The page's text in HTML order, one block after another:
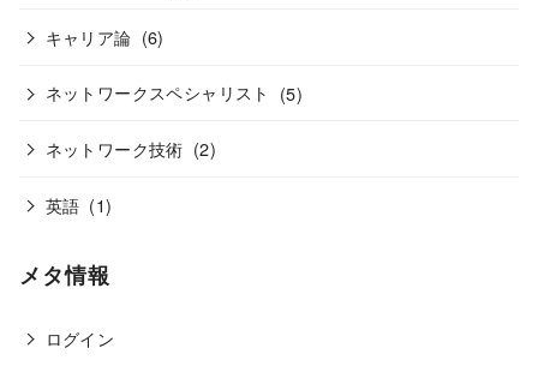
キャリア論 (6)
ネットワークスペシャリスト (5)
ネットワーク技術 (2)
英語 (1)
メタ情報
ログイン